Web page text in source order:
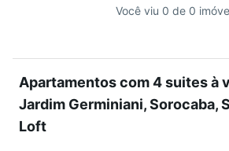
Você viu 0 de 0
Apartamentos com 4 suites à
Jardim Germiniani, Sorocaba,
Loft